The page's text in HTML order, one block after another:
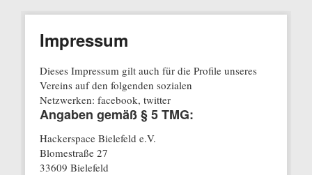
Impressum
Dieses Impressum gilt auch für die Profile unseres
Vereins auf den folgenden sozialen
Netzwerken: facebook, twitter
Angaben gemäß § 5 TMG:
Hackerspace Bielefeld e.V.
Blomestraße 27
33609 Bielefeld